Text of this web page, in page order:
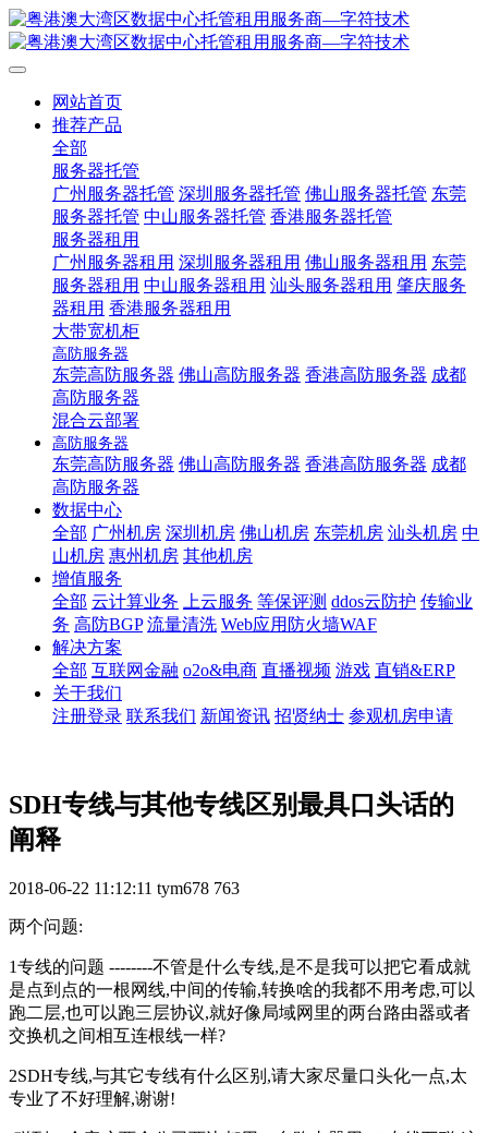
网站首页
推荐产品
全部
服务器托管
广州服务器托管 深圳服务器托管 佛山服务器托管 东莞
服务器托管 中山服务器托管 香港服务器托管
服务器租用
广州服务器租用 深圳服务器租用 佛山服务器租用 东莞
服务器租用 中山服务器租用 汕头服务器租用 肇庆服务
器租用 香港服务器租用
大带宽机柜
高防服务器
东莞高防服务器 佛山高防服务器 香港高防服务器 成都
高防服务器
混合云部署
高防服务器
东莞高防服务器 佛山高防服务器 香港高防服务器 成都
高防服务器
数据中心
全部 广州机房 深圳机房 佛山机房 东莞机房 汕头机房 中
山机房 惠州机房 其他机房
增值服务
全部 云计算业务 上云服务 等保评测 ddos云防护 传输业
务 高防BGP 流量清洗 Web应用防火墙WAF
解决方案
全部 互联网金融 o2o&电商 直播视频 游戏 直销&ERP
关于我们
注册登录 联系我们 新闻资讯 招贤纳士 参观机房申请
SDH专线与其他专线区别最具口头话的
阐释
2018-06-22 11:12:11 tym678 763
两个问题:
1专线的问题 --------不管是什么专线,是不是我可以把它看成就
是点到点的一根网线,中间的传输,转换啥的我都不用考虑,可以
跑二层,也可以跑三层协议,就好像局域网里的两台路由器或者
交换机之间相互连根线一样?
2SDH专线,与其它专线有什么区别,请大家尽量口头化一点,太
专业了不好理解,谢谢!